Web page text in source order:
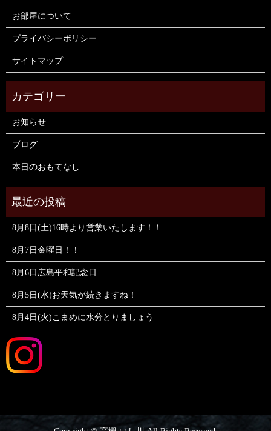
お部屋について
プライバシーポリシー
サイトマップ
お知らせ
ブログ
本日のおもてなし
8月8日(土)16時より営業いたします！！
8月7日金曜日！！
8月6日広島平和記念日
8月5日(水)お天気が続きますね！
8月4日(火)こまめに水分とりましょう